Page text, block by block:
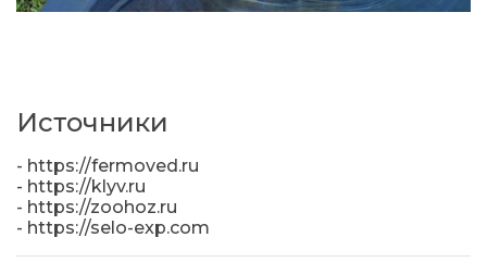
Источники
- https://fermoved.ru
- https://klyv.ru
- https://zoohoz.ru
- https://selo-exp.com